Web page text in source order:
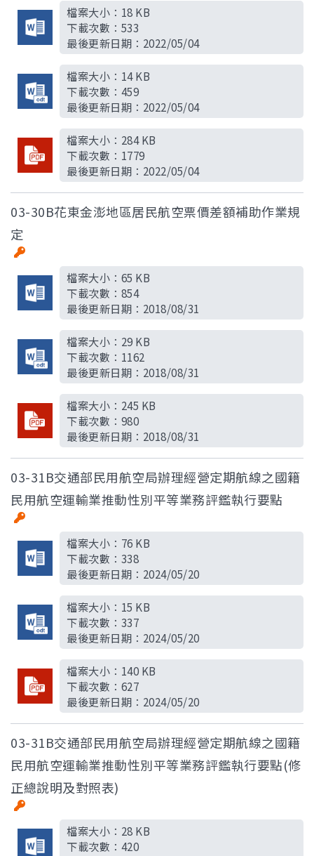
檔案大小： 18 KB
下載次數： 533
最後更新日期： 2022/05/04
檔案大小： 14 KB
下載次數： 459
最後更新日期： 2022/05/04
檔案大小： 284 KB
下載次數： 1779
最後更新日期： 2022/05/04
03-30B花東金澎地區居民航空票價差額補助作業規
定
檔案大小： 65 KB
下載次數： 854
最後更新日期： 2018/08/31
檔案大小： 29 KB
下載次數： 1162
最後更新日期： 2018/08/31
檔案大小： 245 KB
下載次數： 980
最後更新日期： 2018/08/31
03-31B交通部民用航空局辦理經營定期航線之國籍
民用航空運輸業推動性別平等業務評鑑執行要點
檔案大小： 76 KB
下載次數： 338
最後更新日期： 2024/05/20
檔案大小： 15 KB
下載次數： 337
最後更新日期： 2024/05/20
檔案大小： 140 KB
下載次數： 627
最後更新日期： 2024/05/20
03-31B交通部民用航空局辦理經營定期航線之國籍
民用航空運輸業推動性別平等業務評鑑執行要點(修
正總說明及對照表)
檔案大小： 28 KB
下載次數： 420